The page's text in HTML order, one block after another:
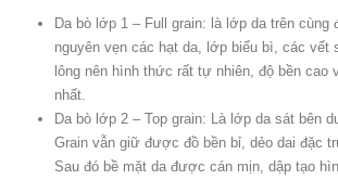
Da bò lớp 1 – Full grain: là lớp da trên
nguyên vẹn các hạt da, lớp biểu bì, các vết
lông nên hình thức rất tự nhiên, độ bền cao
nhất.
Da bò lớp 2 – Top grain: Là lớp da sát bên
Grain vẫn giữ được đồ bền bỉ, dẻo dai đặc
Sau đó bề mặt da được cán mịn, dập tạo